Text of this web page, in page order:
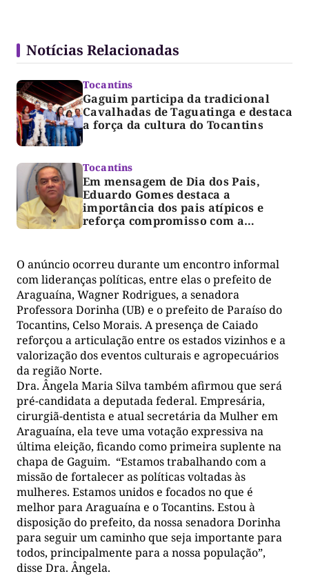
Notícias Relacionadas
Tocantins
Gaguim participa da tradicional
Cavalhadas de Taguatinga e destaca
a força da cultura do Tocantins
Tocantins
Em mensagem de Dia dos Pais,
Eduardo Gomes destaca a
importância dos pais atípicos e
reforça compromisso com a
O anúncio ocorreu durante um encontro informal
com lideranças políticas, entre elas o prefeito de
Araguaína, Wagner Rodrigues, a senadora
Professora Dorinha (UB) e o prefeito de Paraíso do
Tocantins, Celso Morais. A presença de Caiado
reforçou a articulação entre os estados vizinhos e a
valorização dos eventos culturais e agropecuários
da região Norte.
Dra. Ângela Maria Silva também afirmou que será
pré-candidata a deputada federal. Empresária,
cirurgiã-dentista e atual secretária da Mulher em
Araguaína, ela teve uma votação expressiva na
última eleição, ficando como primeira suplente na
chapa de Gaguim. “Estamos trabalhando com a
missão de fortalecer as políticas voltadas às
mulheres. Estamos unidos e focados no que é
melhor para Araguaína e o Tocantins. Estou à
disposição do prefeito, da nossa senadora Dorinha
para seguir um caminho que seja importante para
todos, principalmente para a nossa população”,
disse Dra. Ângela.